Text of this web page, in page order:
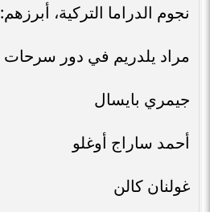
نجوم الدراما التركية، أبرزهم:
مراد يلدريم في دور سرحات
جيمري بايسال
أحمد ساراج أوغلو
غولنان كالن